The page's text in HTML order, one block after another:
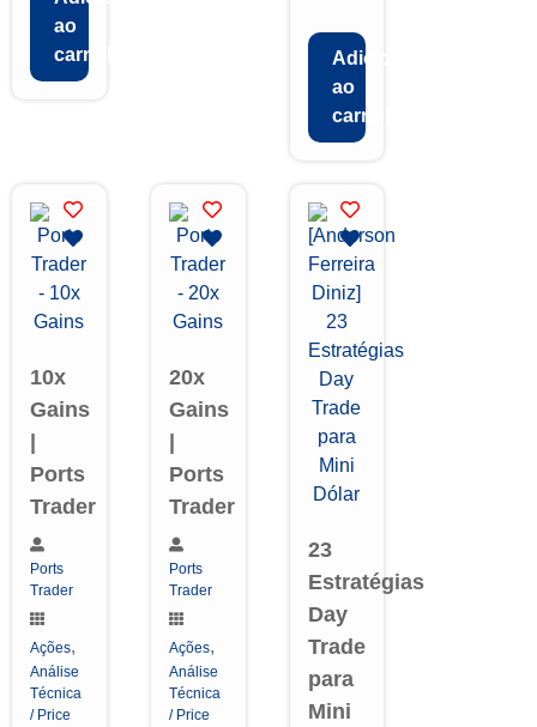
ao
carrinho
Adicionar
ao
carrinho
10x
Gains
Ports
Trader
Ports
Trader
Ações,
Análise
Técnica
/ Price
20x
Gains
Ports
Trader
Ports
Trader
Ações,
Análise
Técnica
/ Price
23
Estratégias
Day
Trade
para
Mini